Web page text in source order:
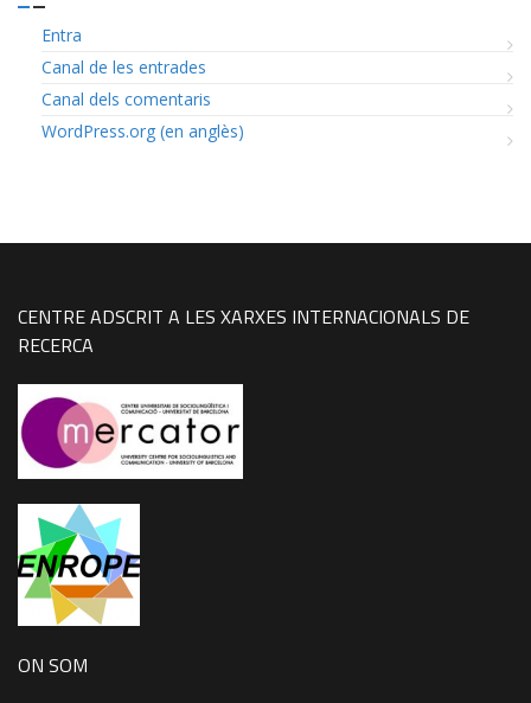
Entra
Canal de les entrades
Canal dels comentaris
WordPress.org (en anglès)
CENTRE ADSCRIT A LES XARXES INTERNACIONALS DE
RECERCA
ON SOM